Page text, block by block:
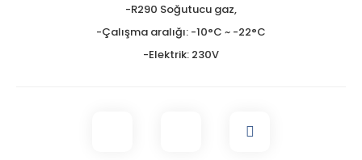
-R290 Soğutucu gaz,
-Çalışma aralığı: -10°C ~ -22°C
-Elektrik: 230V